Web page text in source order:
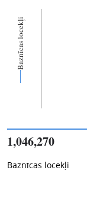
Baznīcas locekļi
1,046,270
Baznīcas locekļi